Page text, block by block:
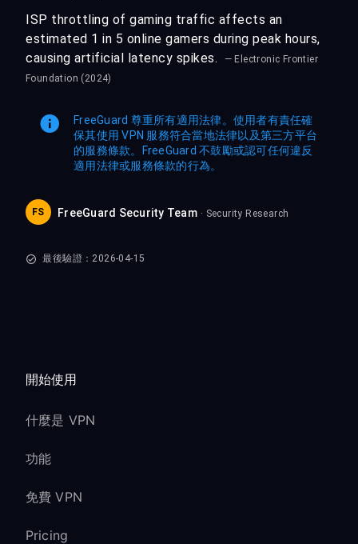
ISP throttling of gaming traffic affects an
estimated 1 in 5 online gamers during peak hours,
causing artificial latency spikes.
— Electronic Frontier
Foundation (2024)
FreeGuard 尊重所有適用法律。使用者有責任確
保其使用 VPN 服務符合當地法律以及第三方平台
的服務條款。FreeGuard 不鼓勵或認可任何違反
適用法律或服務條款的行為。
FS FreeGuard Security Team · Security Research
最後驗證：2026-04-15
開始使用
什麼是 VPN
功能
免費 VPN
Pricing